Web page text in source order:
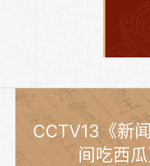
CCTV13《新
间吃西瓜